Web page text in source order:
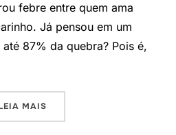
febre entre quem ama
Já pensou em um
87% da quebra? Pois é,
MAIS“DESCUBRA A LINHA USO